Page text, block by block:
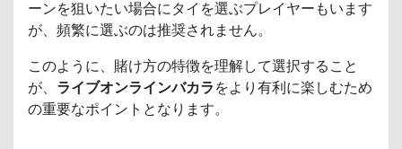
ーンを狙いたい場合にタイを選ぶプレイヤーもいます
が、頻繁に選ぶのは推奨されません。
このように、賭け方の特徴を理解して選択すること
が、 ライブオンラインバカラ をより有利に楽しむため
の重要なポイントとなります。